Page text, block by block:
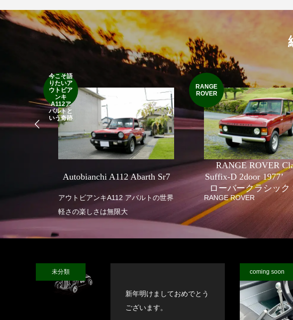
今こそ語
りたいア
ウトビア
ンキ
A112ア
バルトと
いう奇跡
Autobianchi A112 Abarth Sr7
アウトビアンキA112 アバルトの世界
軽さの楽しさは無限大
RANGE
ROVER
RANGE ROVER
Suffix-D 2door 1977’
ローバークラシック
RANGE ROVER
未分類
新年明けましておめでとう
ございます。
coming soon